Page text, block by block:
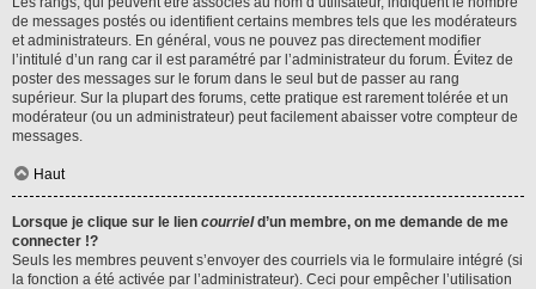
de messages postés ou identifient certains membres tels que les modérateurs
et administrateurs. En général, vous ne pouvez pas directement modifier
l’intitulé d’un rang car il est paramétré par l’administrateur du forum. Évitez de
poster des messages sur le forum dans le seul but de passer au rang
supérieur. Sur la plupart des forums, cette pratique est rarement tolérée et un
modérateur (ou un administrateur) peut facilement abaisser votre compteur de
messages.
Haut
Lorsque je clique sur le lien courrield’un membre, on me demande de me
connecter !?
Seuls les membres peuvent s’envoyer des courriels via le formulaire intégré (si
la fonction a été activée par l’administrateur). Ceci pour empêcher l’utilisation